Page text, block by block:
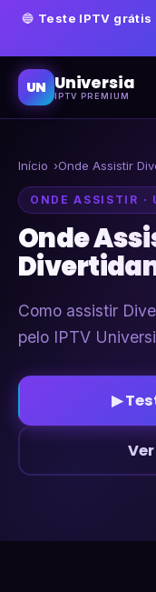
🔵 Teste IPTV grátis
UN Universia
IPTV PREMIUM
Início Onde Assistir
ONDE ASSISTIR ·
Onde
Como assistir
pelo IPTV
▶